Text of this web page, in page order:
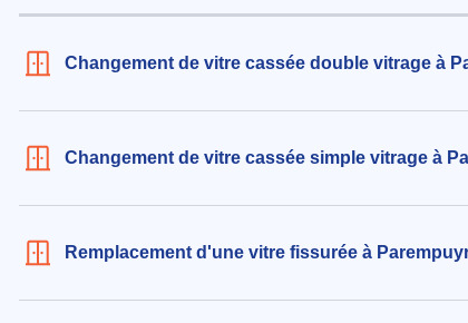
le 05/08/2026 à 17:41
vantaux
aux alentours de Chemin de Morian à Le
le 05/08/2026 à 20:48
Changement de vitre cassée double vitrage à
Changement de vitre cassée simple vitrage à
Remplacement d'une vitre fissurée à